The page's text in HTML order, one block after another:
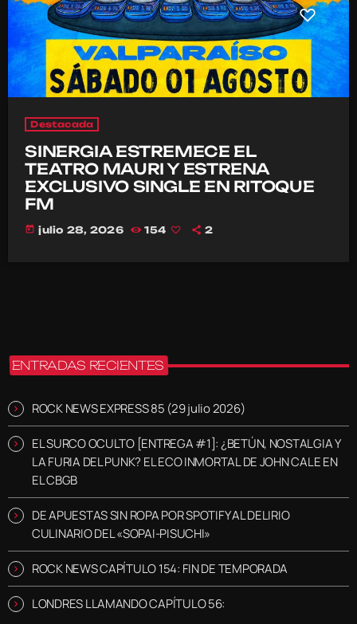
Destacada
SINERGIA ESTREMECE EL
TEATRO MAURI Y ESTRENA
EXCLUSIVO SINGLE EN RITOQUE
FM
today julio 28, 2026 154 2
ENTRADAS RECIENTES
ROCK NEWS EXPRESS 85 (29 julio 2026)
EL SURCO OCULTO [ENTREGA #1]: ¿BETÚN, NOSTALGIA Y
LA FURIA DEL PUNK? EL ECO INMORTAL DE JOHN CALE EN
EL CBGB
DE APUESTAS SIN ROPA POR SPOTIFY AL DELIRIO
CULINARIO DEL «SOPAI-PISUCHI»
ROCK NEWS CAPÍTULO 154: FIN DE TEMPORADA
LONDRES LLAMANDO CAPÍTULO 56: